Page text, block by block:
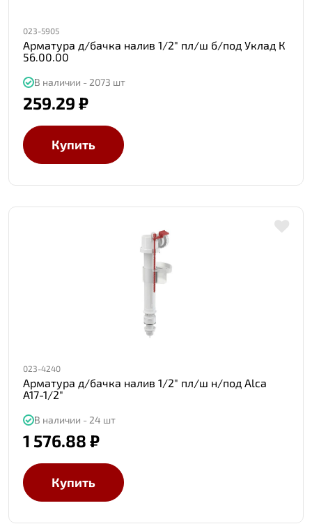
023-5905
Арматура д/бачка налив 1/2" пл/ш б/под Уклад К
56.00.00
В наличии - 2073 шт
259.29 ₽
Купить
023-4240
Арматура д/бачка налив 1/2" пл/ш н/под Alca
A17-1/2"
В наличии - 24 шт
1 576.88 ₽
Купить